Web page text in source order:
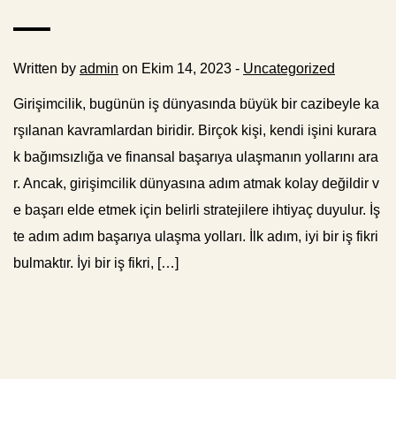
Written by admin on Ekim 14, 2023 - Uncategorized
Girişimcilik, bugünün iş dünyasında büyük bir cazibeyle ka
rşılanan kavramlardan biridir. Birçok kişi, kendi işini kurara
k bağımsızlığa ve finansal başarıya ulaşmanın yollarını ara
r. Ancak, girişimcilik dünyasına adım atmak kolay değildir v
e başarı elde etmek için belirli stratejilere ihtiyaç duyulur. İş
te adım adım başarıya ulaşma yolları. İlk adım, iyi bir iş fikri
bulmaktır. İyi bir iş fikri, […]